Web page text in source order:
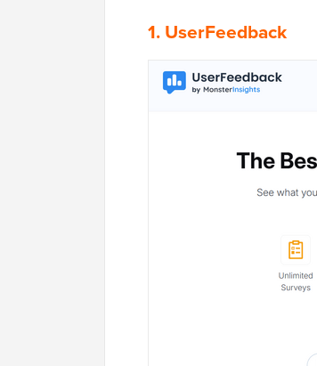
1. UserFeedback